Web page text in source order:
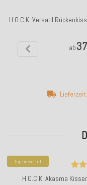
H.O.C.K. Versatil
ab
Top bewertet
H.O.C.K. Akasma